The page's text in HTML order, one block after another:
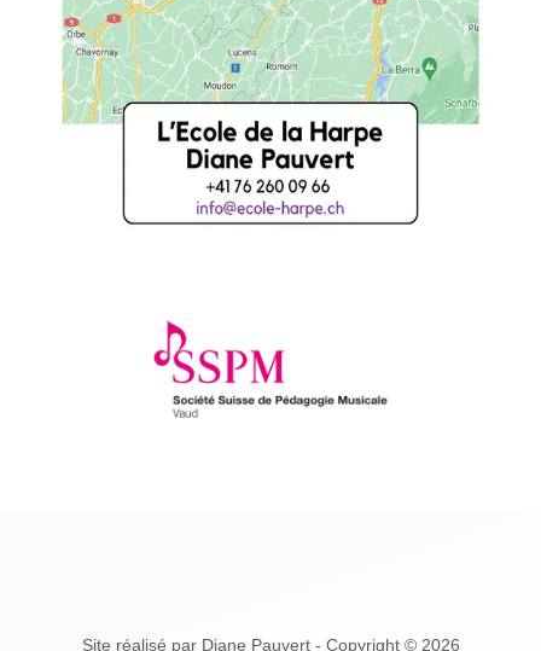
Site réalisé par Diane Pauvert - Copyright © 2026